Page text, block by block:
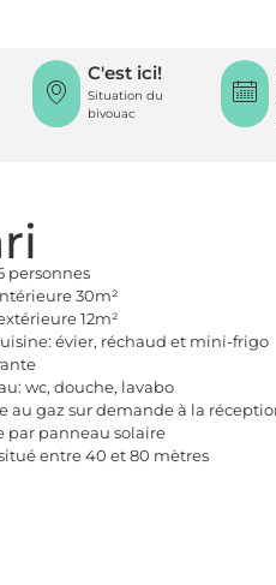
C'est ici!
Situation du
bivouac
personnes
30m²
12m²
évier, réchaud et mini-frigo
wc, douche, lavabo
au gaz sur demande à la
par panneau solaire
entre 40 et 80 mètres